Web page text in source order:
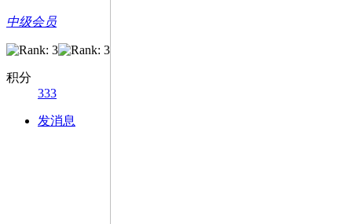
中级会员
积分
333
发消息